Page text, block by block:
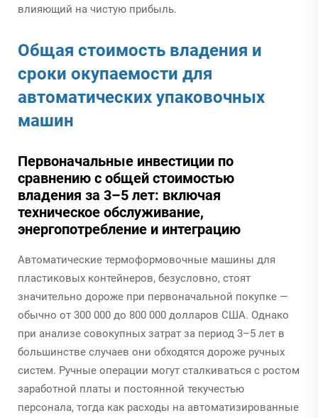
влияющий на чистую прибыль.
Общая стоимость владения и
сроки окупаемости для
автоматических упаковочных
машин
Первоначальные инвестиции по
сравнению с общей стоимостью
владения за 3–5 лет: включая
техническое обслуживание,
энергопотребление и интеграцию
Автоматические термоформовочные машины для
пластиковых контейнеров, безусловно, стоят
значительно дороже при первоначальной покупке —
обычно от 300 000 до 800 000 долларов США. Однако
при анализе совокупных затрат за период 3–5 лет в
большинстве случаев они обходятся дороже ручных
систем. Ручные операции могут сталкиваться с ростом
заработной платы и постоянной текучестью
персонала, тогда как расходы на автоматизированные